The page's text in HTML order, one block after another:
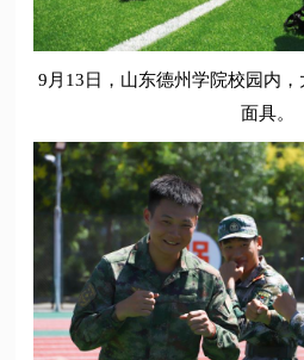
9月13日，山东德州学院校园内
面具。